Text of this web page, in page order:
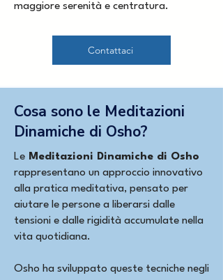
maggiore serenità e centratura.
Contattaci
Cosa sono le Meditazioni
Dinamiche di Osho?
Le Meditazioni Dinamiche di Osho
rappresentano un approccio innovativo
alla pratica meditativa, pensato per
aiutare le persone a liberarsi dalle
tensioni e dalle rigidità accumulate nella
vita quotidiana. ​
Osho ha sviluppato queste tecniche negli